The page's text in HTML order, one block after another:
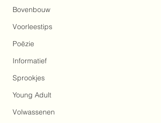
Bovenbouw
Voorleestips
Poëzie
Informatief
Sprookjes
Young Adult
Volwassenen